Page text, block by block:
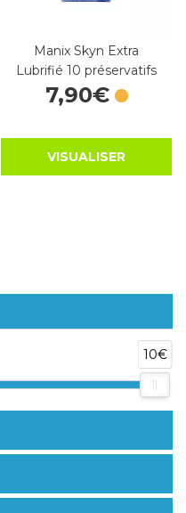
Manix Skyn Extra
Lubrifié 10 préservatifs
7,90€
VISUALISER
10€